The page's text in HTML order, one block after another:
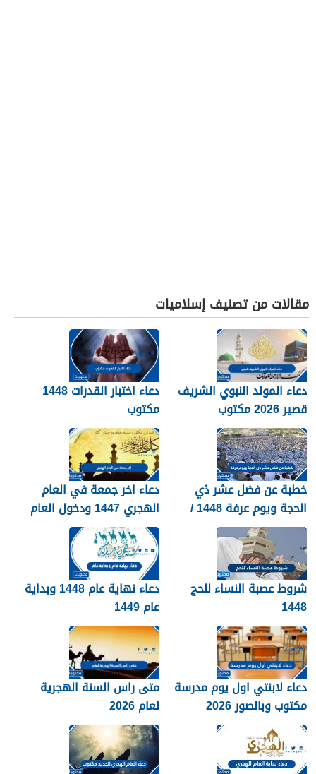
مقالات من تصنيف إسلاميات
دعاء المولد النبوي الشريف
قصير 2026 مكتوب
دعاء اختبار القدرات 1448
مكتوب
خطبة عن فضل عشر ذي
الحجة ويوم عرفة 1448 /
2026
دعاء اخر جمعة في العام
الهجري 1447 ودخول العام
الجديد 1448
شروط عصبة النساء للحج
1448
دعاء نهاية عام 1448 وبداية
عام 1449
دعاء لابنتي اول يوم مدرسة
مكتوب وبالصور 2026
متى راس السنة الهجرية
لعام 2026